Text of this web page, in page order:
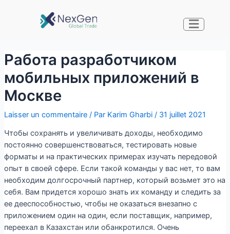
Работа разработчиком
мобильных приложений в
Москве
Laisser un commentaire / Par Karim Gharbi / 31 juillet 2021
Чтобы сохранять и увеличивать доходы, необходимо
постоянно совершенствоваться, тестировать новые
форматы и на практических примерах изучать передовой
опыт в своей сфере. Если такой команды у вас нет, то вам
необходим долгосрочный партнер, который возьмет это на
себя. Вам придется хорошо знать их команду и следить за
ее дееспособностью, чтобы не оказаться внезапно с
приложением один на один, если поставщик, например,
переехал в Казахстан или обанкротился. Очень